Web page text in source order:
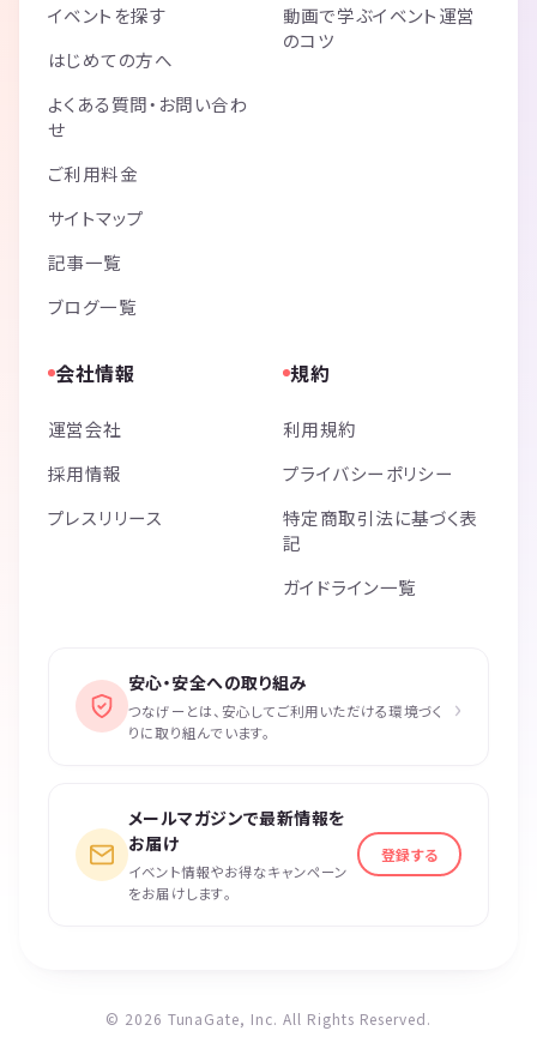
イベントを探す
はじめての方へ
よくある質問・お問い合わ
せ
ご利用料金
サイトマップ
記事一覧
ブログ一覧
動画で学ぶイベント運営
のコツ
会社情報
運営会社
採用情報
プレスリリース
規約
利用規約
プライバシーポリシー
特定商取引法に基づく表
記
ガイドライン一覧
安心・安全への取り組み
つなげーとは、安心してご利用いただける環境づく
りに取り組んでいます。
›
メールマガジンで最新情報を
お届け
イベント情報やお得なキャンペーン
をお届けします。
登録する
© 2026 TunaGate, Inc. All Rights Reserved.